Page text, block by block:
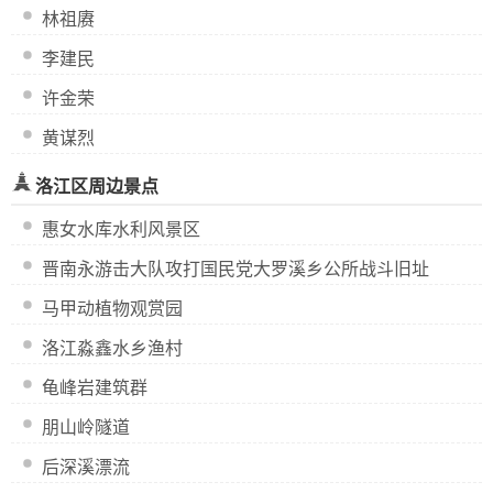
林祖赓
李建民
许金荣
黄谋烈
洛江区周边景点
惠女水库水利风景区
晋南永游击大队攻打国民党大罗溪乡公所战斗旧址
马甲动植物观赏园
洛江淼鑫水乡渔村
龟峰岩建筑群
朋山岭隧道
后深溪漂流